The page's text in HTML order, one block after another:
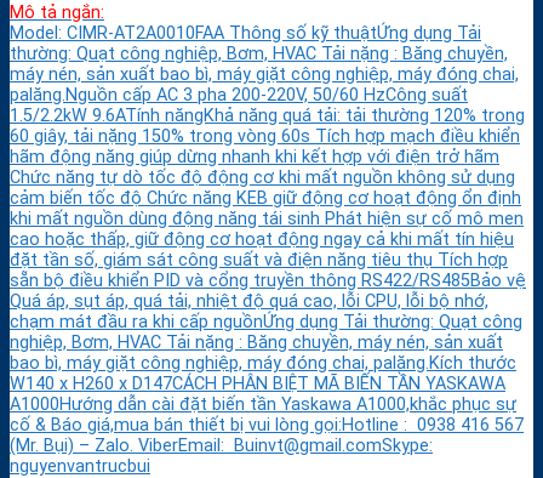
Mô tả ngắn:
Model: CIMR-AT2A0010FAA Thông số kỹ thuậtỨng dụng Tải
thường: Quạt công nghiệp, Bơm, HVAC Tải nặng : Băng chuyền,
máy nén, sản xuất bao bì, máy giặt công nghiệp, máy đóng chai,
palăng.Nguồn cấp AC 3 pha 200-220V, 50/60 HzCông suất
1.5/2.2kW 9.6ATính năngKhả năng quá tải: tải thường 120% trong
60 giây, tải nặng 150% trong vòng 60s Tích hợp mạch điều khiển
hãm động năng giúp dừng nhanh khi kết hợp với điện trở hãm
Chức năng tự dò tốc độ động cơ khi mất nguồn không sử dụng
cảm biến tốc độ Chức năng KEB giữ động cơ hoạt động ổn định
khi mất nguồn dùng động năng tái sinh Phát hiện sự cố mô men
cao hoặc thấp, giữ động cơ hoạt động ngay cả khi mất tín hiệu
đặt tần số, giám sát công suất và điện năng tiêu thụ Tích hợp
sẵn bộ điều khiển PID và cổng truyền thông RS422/RS485Bảo vệ
Quá áp, sụt áp, quá tải, nhiệt độ quá cao, lỗi CPU, lỗi bộ nhớ,
chạm mát đầu ra khi cấp nguồnỨng dụng Tải thường: Quạt công
nghiệp, Bơm, HVAC Tải nặng : Băng chuyền, máy nén, sản xuất
bao bì, máy giặt công nghiệp, máy đóng chai, palăng.Kích thước
W140 x H260 x D147CÁCH PHÂN BIỆT MÃ BIẾN TẦN YASKAWA
A1000Hướng dẫn cài đặt biến tần Yaskawa A1000,khắc phục sự
cố & Báo giá,mua bán thiết bị vui lòng gọi:Hotline : 0938 416 567
(Mr. Bụi) – Zalo. ViberEmail: Buinvt@gmail.comSkype:
nguyenvantrucbui